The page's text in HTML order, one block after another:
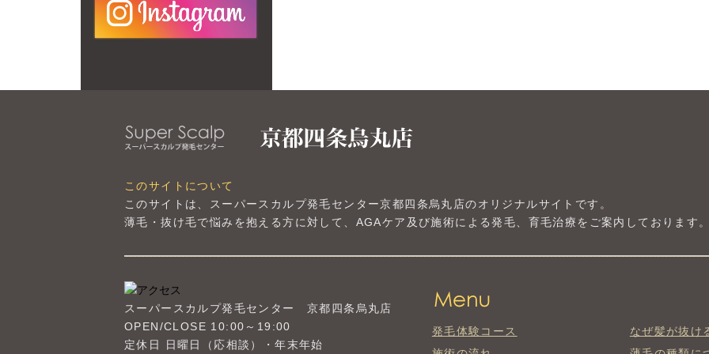
このサイトについて
このサイトは、スーパースカルプ発毛センター京都四条烏丸店のオリジナルサイトです。
薄毛・抜け毛で悩みを抱える方に対して、AGAケア及び施術による発毛、育毛治療をご案内しております。
スーパースカルプ発毛センター 京都四条烏丸店
OPEN/CLOSE 10:00～19:00
定休日 日曜日（応相談）・年末年始
発毛体験コース
なぜ髪が抜け